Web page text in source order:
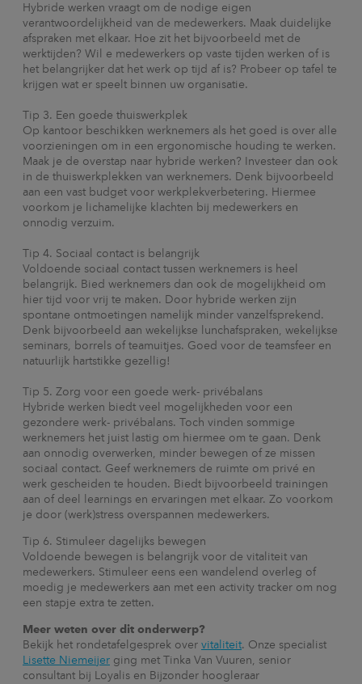
Hybride werken vraagt om de nodige eigen
verantwoordelijkheid van de medewerkers. Maak duidelijke
afspraken met elkaar. Hoe zit het bijvoorbeeld met de
werktijden? Wil e medewerkers op vaste tijden werken of is
het belangrijker dat het werk op tijd af is? Probeer op tafel te
krijgen wat er speelt binnen uw organisatie.
Tip 3. Een goede thuiswerkplek
Op kantoor beschikken werknemers als het goed is over alle
voorzieningen om in een ergonomische houding te werken.
Maak je de overstap naar hybride werken? Investeer dan ook
in de thuiswerkplekken van werknemers. Denk bijvoorbeeld
aan een vast budget voor werkplekverbetering. Hiermee
voorkom je lichamelijke klachten bij medewerkers en
onnodig verzuim.
Tip 4. Sociaal contact is belangrijk
Voldoende sociaal contact tussen werknemers is heel
belangrijk. Bied werknemers dan ook de mogelijkheid om
hier tijd voor vrij te maken. Door hybride werken zijn
spontane ontmoetingen namelijk minder vanzelfsprekend.
Denk bijvoorbeeld aan wekelijkse lunchafspraken, wekelijkse
seminars, borrels of teamuitjes. Goed voor de teamsfeer en
natuurlijk hartstikke gezellig!
Tip 5. Zorg voor een goede werk- privébalans
Hybride werken biedt veel mogelijkheden voor een
gezondere werk- privébalans. Toch vinden sommige
werknemers het juist lastig om hiermee om te gaan. Denk
aan onnodig overwerken, minder bewegen of ze missen
sociaal contact. Geef werknemers de ruimte om privé en
werk gescheiden te houden. Biedt bijvoorbeeld trainingen
aan of deel learnings en ervaringen met elkaar. Zo voorkom
je door (werk)stress overspannen medewerkers.
Tip 6. Stimuleer dagelijks bewegen
Voldoende bewegen is belangrijk voor de vitaliteit van
medewerkers. Stimuleer eens een wandelend overleg of
moedig je medewerkers aan met een activity tracker om nog
een stapje extra te zetten.
Meer weten over dit onderwerp?
Bekijk het rondetafelgesprek over vitaliteit. Onze specialist
Lisette Niemeijer ging met Tinka Van Vuuren, senior
consultant bij Loyalis en Bijzonder hoogleraar